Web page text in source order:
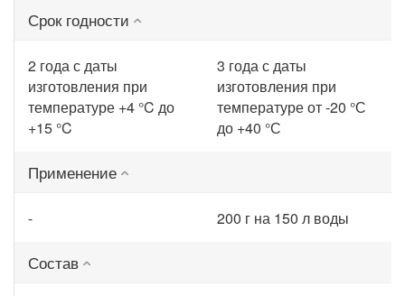
Срок годности
2 года с даты
изготовления при
температуре +4 °C до
+15 °C
3 года с даты
изготовления при
температуре от -20 °С
до +40 °С
Применение
- 200 г на 150 л воды
Состав